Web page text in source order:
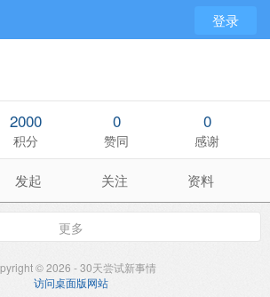
登录
2000
积分
0
赞同
0
感谢
发起 关注 资料
更多
© 2026 - 30天尝试新事情
访问桌面版网站